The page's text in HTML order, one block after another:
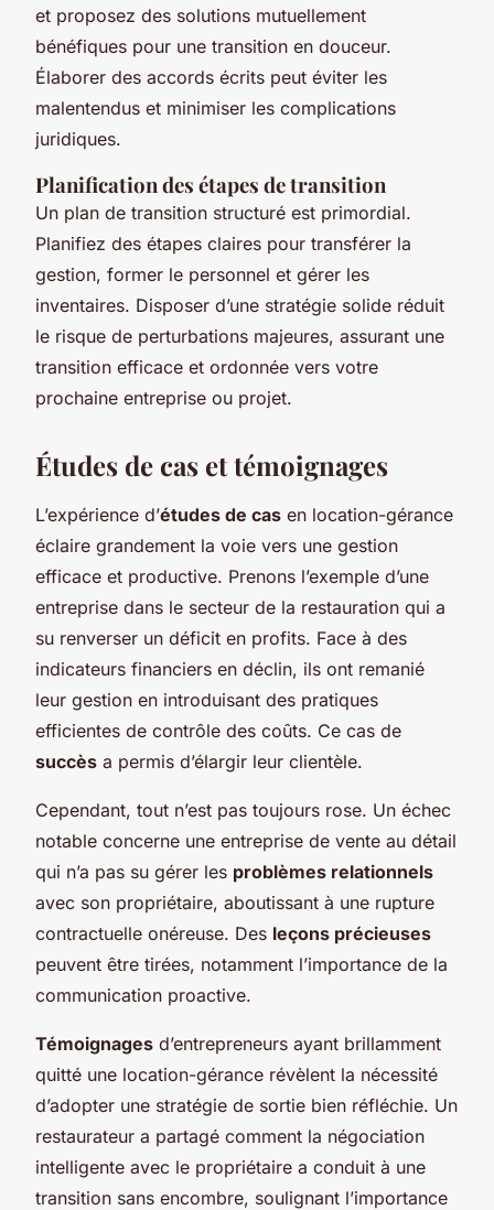
et proposez des solutions mutuellement
bénéfiques pour une transition en douceur.
Élaborer des accords écrits peut éviter les
malentendus et minimiser les complications
juridiques.
Planification des étapes de transition
Un plan de transition structuré est primordial.
Planifiez des étapes claires pour transférer la
gestion, former le personnel et gérer les
inventaires. Disposer d’une stratégie solide réduit
le risque de perturbations majeures, assurant une
transition efficace et ordonnée vers votre
prochaine entreprise ou projet.
Études de cas et témoignages
L’expérience d’études de cas en location-gérance
éclaire grandement la voie vers une gestion
efficace et productive. Prenons l’exemple d’une
entreprise dans le secteur de la restauration qui a
su renverser un déficit en profits. Face à des
indicateurs financiers en déclin, ils ont remanié
leur gestion en introduisant des pratiques
efficientes de contrôle des coûts. Ce cas de
succès a permis d’élargir leur clientèle.
Cependant, tout n’est pas toujours rose. Un échec
notable concerne une entreprise de vente au détail
qui n’a pas su gérer les problèmes relationnels
avec son propriétaire, aboutissant à une rupture
contractuelle onéreuse. Des leçons précieuses
peuvent être tirées, notamment l’importance de la
communication proactive.
Témoignages d’entrepreneurs ayant brillamment
quitté une location-gérance révèlent la nécessité
d’adopter une stratégie de sortie bien réfléchie. Un
restaurateur a partagé comment la négociation
intelligente avec le propriétaire a conduit à une
transition sans encombre, soulignant l’importance